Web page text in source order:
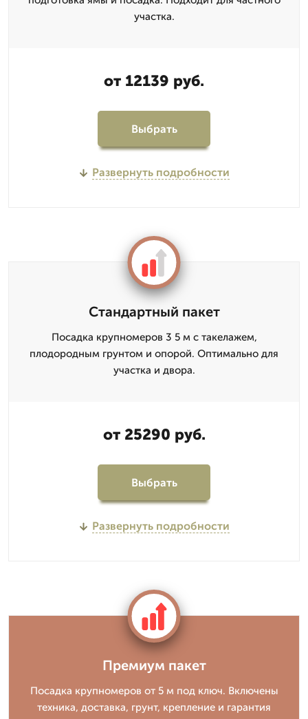
участка.
от 12139 руб.
Выбрать
Развернуть подробности
Стандартный пакет
Посадка крупномеров 3 5 м с такелажем,
плодородным грунтом и опорой. Оптимально для
участка и двора.
от 25290 руб.
Выбрать
Развернуть подробности
Премиум пакет
Посадка крупномеров от 5 м под ключ. Включены
техника, доставка, грунт, крепление и гарантия